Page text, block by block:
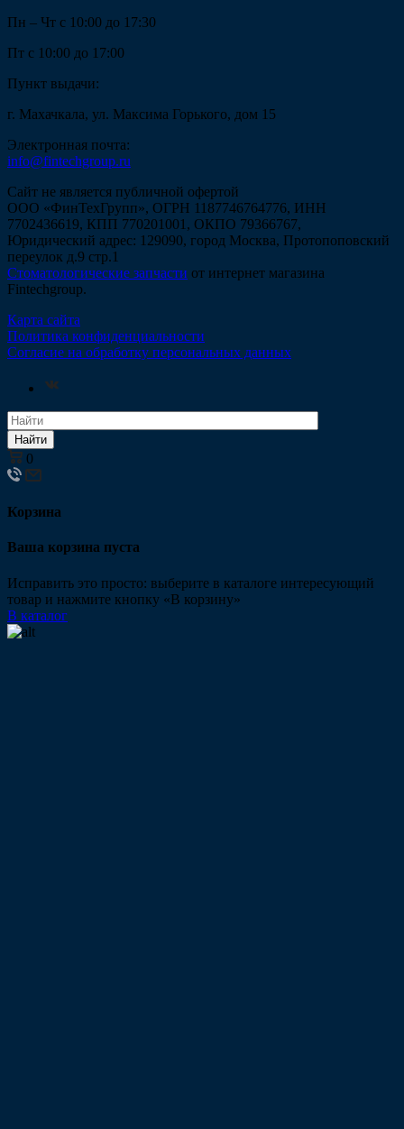
Пн – Чт с 10:00 до 17:30
Пт с 10:00 до 17:00
Пункт выдачи:
г. Махачкала, ул. Максима Горького, дом 15
Электронная почта:
info@fintechgroup.ru
Сайт не является публичной офертой
ООО «ФинТехГрупп», ОГРН 1187746764776, ИНН
7702436619, КПП 770201001, ОКПО 79366767,
Юридический адрес: 129090, город Москва, Протопоповский
переулок д.9 стр.1
Стоматологические запчасти от интернет магазина
Fintechgroup.
Карта сайта
Политика конфиденциальности
Согласие на обработку персональных данных
Найти
0
Корзина
Ваша корзина пуста
Исправить это просто: выберите в каталоге интересующий
товар и нажмите кнопку «В корзину»
В каталог